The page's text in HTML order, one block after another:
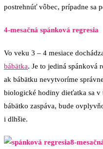
postrehnúť vôbec, prípadne sa
4-mesačná spánková regresia
Vo veku 3 – 4 mesiace
bábätka. Je to jediná spánková
ak bábätku nevytvoríme
biologické hodiny dieťatka sa
bábätko zaspáva, bude
i dlhšie.
8-